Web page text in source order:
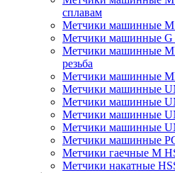
сплавам
Метчики машинные M
Метчики машинные G
Метчики машинные
резьба
Метчики машинные
Метчики машинные
Метчики машинные
Метчики машинные
Метчики машинные
Метчики машинные
Метчики гаечные M
Метчики накатные